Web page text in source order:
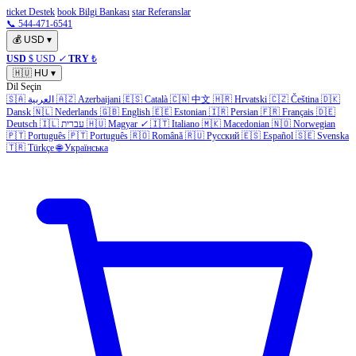
ticket Destek book Bilgi Bankası star Referanslar
📞 544-471-6541
💰 USD ▾
USD $ USD ✓ TRY ₺
🇭🇺 HU ▾
Dil Seçin
🇸🇦 العربية 🇦🇿 Azerbaijani 🇪🇸 Català 🇨🇳 中文 🇭🇷 Hrvatski 🇨🇿 Čeština 🇩🇰
Dansk 🇳🇱 Nederlands 🇬🇧 English 🇪🇪 Estonian 🇮🇷 Persian 🇫🇷 Français 🇩🇪
Deutsch 🇮🇱 עברית 🇭🇺 Magyar ✓ 🇮🇹 Italiano 🇲🇰 Macedonian 🇳🇴 Norwegian
🇵🇹 Português 🇵🇹 Português 🇷🇴 Română 🇷🇺 Русский 🇪🇸 Español 🇸🇪 Svenska
🇹🇷 Türkçe 🌐 Українська